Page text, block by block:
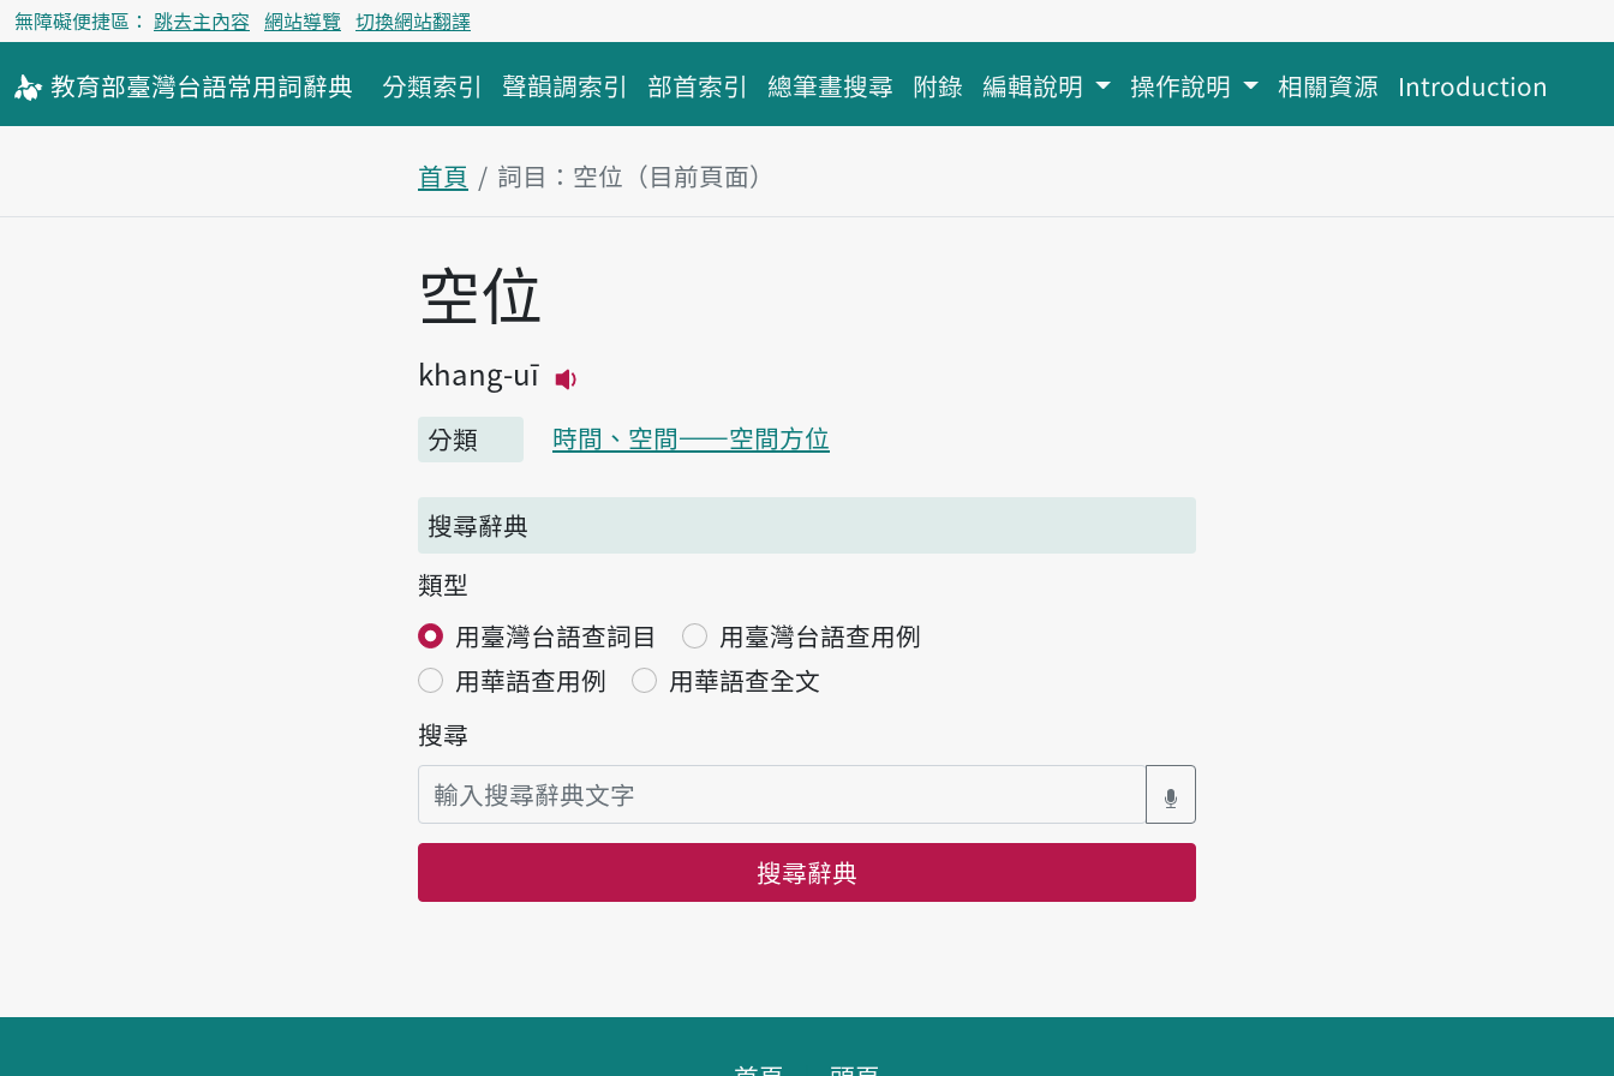
無障礙便捷區： 跳去主內容 網站導覽 切換網站翻譯
教育部臺灣台語常用詞辭典 分類索引 聲韻調索引 部首索引 總筆畫搜尋 附錄 編輯說明 操作說明 相關資源 Introduction
首頁 詞目：空位（目前頁面）
主內容區塊
空位
khang-uī
分類
時間、空間——空間方位
搜尋辭典
類型
用臺灣台語查詞目
用臺灣台語查用例
用華語查用例
用華語查全文
搜尋
搜尋辭典